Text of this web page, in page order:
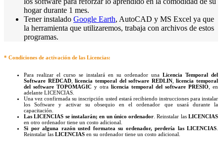
hogar durante 1 mes.
Tener instalado Google Earth, AutoCAD y MS Excel ya que
la herramienta que utilizaremos, trabaja con archivos de estos
programas.
* Condiciones de activación de las Licencias:
Para realizar el curso se instalará en su ordenador una Licencia Temporal del
Software REDCAD,licencia temporal del software REDLIN,licencia temporal
del software TOPOMAGIC y otra licencia temporal del software PRESIO , en
adelante LICENCIAS.
Una vez confirmada su inscripción usted estará recibiendo instrucciones para instalar
los Software y activar su obsequio en el ordenador que usará durante la
capacitación.
Las LICENCIAS se instalarán; en un único ordenador . Reinstalar lasLICENCIAS
en otro ordenador tiene un costo adicional.
Si por alguna razón usted formatea su ordenador, perdería las LICENCIAS
Reinstalar las LICENCIAS en su ordenador tiene un costo adicional.